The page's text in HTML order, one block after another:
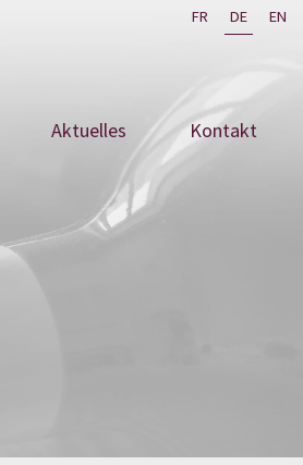
FR DE EN
Aktuelles Kontakt